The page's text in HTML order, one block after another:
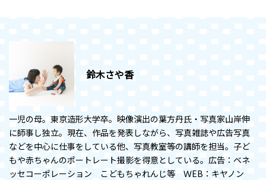
鈴木さや香
一児の母。東京造形大学卒。映像演出の葉方丹氏・写真家山岸伸
に師事し独立。現在、作品を発表しながら、写真雑誌や広告写真
などを中心に仕事をしている他、写真教室等の講師を担当。子ど
もや赤ちゃんのポートレート撮影を得意としている。広告：ベネ
ッセコーポレーション こどもちゃれんじ等 ＷEB：キヤノン